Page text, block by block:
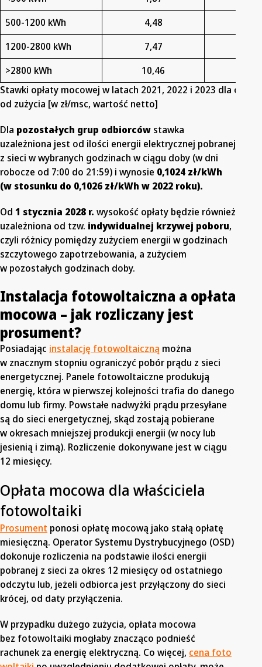
500-1200 kWh
4,48
1200-2800 kWh
7,47
>2800 kWh
10,46
Stawki opłaty mocowej w latach 2021, 2022 i 2023 dla
od zużycia [w zł/msc, wartość netto]
Dla pozostałych grup odbiorców stawka
uzależniona jest od ilości energii elektrycznej pobranej
z sieci w wybranych godzinach w ciągu doby (w dni
robocze od 7:00 do 21:59) i wynosie 0,1024 zł/kWh
(w stosunku do 0,1026 zł/kWh w 2022 roku).
Od 1 stycznia 2028 r. wysokość opłaty będzie również
uzależniona od tzw. indywidualnej krzywej poboru,
czyli różnicy pomiędzy zużyciem energii w godzinach
szczytowego zapotrzebowania, a zużyciem
w pozostałych godzinach doby.
Instalacja fotowoltaiczna a opłata
mocowa – jak rozliczany jest
prosument?
Posiadając instalację fotowoltaiczną można
w znacznym stopniu ograniczyć pobór prądu z sieci
energetycznej. Panele fotowoltaiczne produkują
energię, która w pierwszej kolejności trafia do danego
domu lub firmy. Powstałe nadwyżki prądu przesyłane
są do sieci energetycznej, skąd zostają pobierane
w okresach mniejszej produkcji energii (w nocy lub
jesienią i zimą). Rozliczenie dokonywane jest w ciągu
12 miesięcy.
Opłata mocowa dla właściciela
fotowoltaiki
Prosument ponosi opłatę mocową jako stałą opłatę
miesięczną. Operator Systemu Dystrybucyjnego (OSD)
dokonuje rozliczenia na podstawie ilości energii
pobranej z sieci za okres 12 miesięcy od ostatniego
odczytu lub, jeżeli odbiorca jest przyłączony do sieci
krócej, od daty przyłączenia.
W przypadku dużego zużycia, opłata mocowa
bez fotowoltaiki mogłaby znacząco podnieść
rachunek za energię elektryczną. Co więcej, cena foto